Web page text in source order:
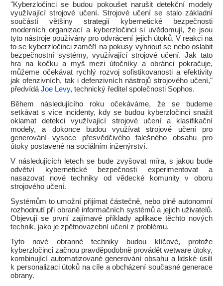
"Kyberzločinci se budou pokoušet narušit detekční modely
využívající strojové učení. Strojové učení se stalo základní
součástí většiny strategií kybernetické bezpečnosti
moderních organizací a kyberzločinci si uvědomují, že jsou
tyto nástroje používány pro odvrácení jejich útoků. V reakci na
to se kyberzločinci zaměří na pokusy vyhnout se nebo oslabit
bezpečnostní systémy, využívající strojové učení. Jak tato
hra na kočku a myš mezi útočníky a obránci pokračuje,
můžeme očekávat rychlý rozvoj sofistikovanosti a efektivity
jak ofenzivních, tak i defenzivních nástrojů strojového učení,"
předvídá Joe Levy, technický ředitel společnosti Sophos.
Během následujícího roku očekáváme, že se budeme
setkávat s více incidenty, kdy se budou kyberzločinci snažit
oklamat detekci využívající strojové učení a klasifikační
modely, a dokonce budou využívat strojové učení pro
generování vysoce přesvědčivého falešného obsahu pro
útoky postavené na sociálním inženýrství.
V následujících letech se bude zvyšovat míra, s jakou bude
odvětví kybernetické bezpečnosti experimentovat a
nasazovat nové techniky od vědecké komunity v oboru
strojového učení.
Systémům to umožní přijímat částečně, nebo plně autonomní
rozhodnutí při obraně informačních systémů a jejich uživatelů.
Objevují se první zajímavé příklady aplikace těchto nových
technik, jako je zpětnovazební učení z problému.
Tyto nové obranné techniky budou klíčové, protože
kyberzločinci začnou pravděpodobně provádět wetware útoky,
kombinující automatizované generování obsahu a lidské úsilí
k personalizaci útoků na cíle a obcházení současné generace
obrany.